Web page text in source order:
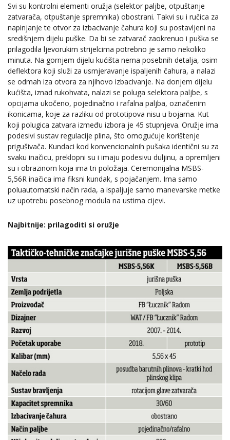
Svi su kontrolni elementi oružja (selektor paljbe, otpuštanje
zatvarača, otpuštanje spremnika) obostrani. Takvi su i ručica za
napinjanje te otvor za izbacivanje čahura koji su postavljeni na
središnjem dijelu puške. Da bi se zatvarač zaokrenuo i puška se
prilagodila ljevorukim strijelcima potrebno je samo nekoliko
minuta. Na gornjem dijelu kućišta nema posebnih detalja, osim
deflektora koji služi za usmjeravanje ispaljenih čahura, a nalazi
se odmah iza otvora za njihovo izbacivanje. Na donjem dijelu
kućišta, iznad rukohvata, nalazi se poluga selektora paljbe, s
opcijama ukočeno, pojedinačno i rafalna paljba, označenim
ikonicama, koje za razliku od prototipova nisu u bojama. Kut
koji polugica zatvara između izbora je 45 stupnjeva. Oružje ima
podesivi sustav regulacije plina, što omogućuje korištenje
prigušivača. Kundaci kod konvencionalnih pušaka identični su za
svaku inačicu, preklopni su i imaju podesivu duljinu, a opremljeni
su i obrazinom koja ima tri položaja. Ceremonijalna MSBS-
5,56R inačica ima fiksni kundak, s pojačanjem. Ima samo
poluautomatski način rada, a ispaljuje samo manevarske metke
uz upotrebu posebnog modula na ustima cijevi.
Najbitnije: prilagoditi si oružje